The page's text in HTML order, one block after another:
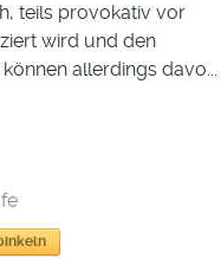
teils provokativ vor
wird und den
allerdings davo...